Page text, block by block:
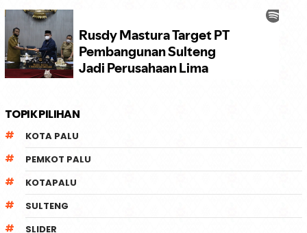
TOPIK PILIHAN
KOTA PALU
PEMKOT PALU
KOTAPALU
SULTENG
SLIDER